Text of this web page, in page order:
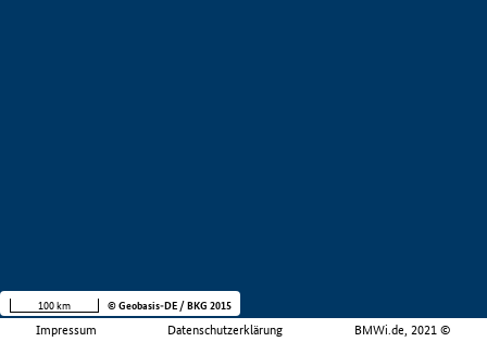
Impressum Datenschutzerklärung BMWi.de, 2021 ©
100 km © Geobasis-DE / BKG 2015